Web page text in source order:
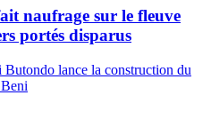
naufrage sur le fleuve
portés disparus